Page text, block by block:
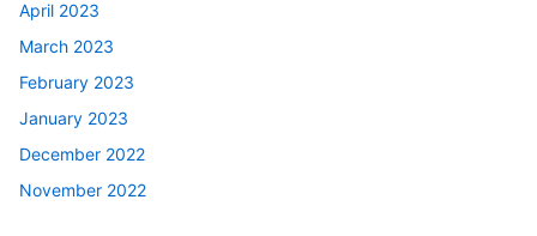
April 2023
March 2023
February 2023
January 2023
December 2022
November 2022